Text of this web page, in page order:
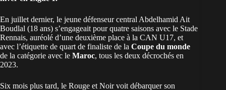
En juillet dernier, le jeune défenseur central Abdelhamid Ait
Boudlal (18 ans) s’engageait pour quatre saisons avec le Stade
Rennais, auréolé d’une deuxième place à la CAN U17, et
avec l’étiquette de quart de finaliste de la Coupe du monde
de la catégorie avec le Maroc, tous les deux décrochés en
2023.
Six mois plus tard, le Rouge et Noir voit débarquer son